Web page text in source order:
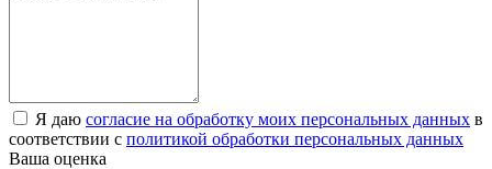
Я даю согласие на обработку моих персональных данных в
соответствии с политикой обработки персональных данных
Ваша оценка